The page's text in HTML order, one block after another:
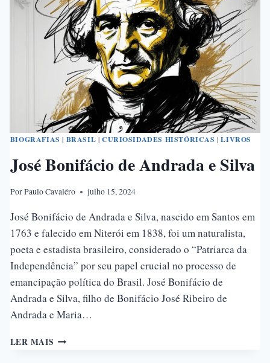
FUNDAMENTOS
PARA
A
DEMOCRACIA
MODERNA
BIOGRAFIAS | BRASIL | CURIOSIDADES HISTÓRICAS |LIVROS
José Bonifácio de Andrada e Silva
PorPaulo Cavaléro julho 15, 2024
José Bonifácio de Andrada e Silva, nascido em Santos em
1763 e falecido em Niterói em 1838, foi um naturalista,
poeta e estadista brasileiro, considerado o “Patriarca da
Independência” por seu papel crucial no processo de
emancipação política do Brasil. José Bonifácio de
Andrada e Silva, filho de Bonifácio José Ribeiro de
Andrada e Maria…
LER MAIS JOSÉ